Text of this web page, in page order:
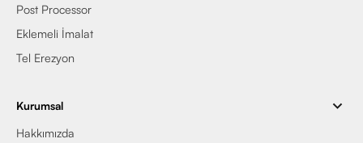
Post Processor
Eklemeli İmalat
Tel Erezyon
Kurumsal
Hakkımızda